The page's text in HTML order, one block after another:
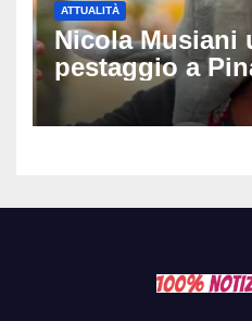
ATTUALITÀ
Nicola Musiani
pestaggio a
quattro
dopo video,